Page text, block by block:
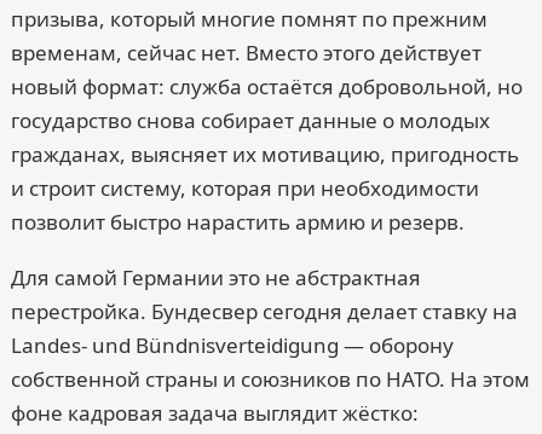
призыва, который многие помнят по прежним
временам, сейчас нет. Вместо этого действует
новый формат: служба остаётся добровольной, но
государство снова собирает данные о молодых
гражданах, выясняет их мотивацию, пригодность
и строит систему, которая при необходимости
позволит быстро нарастить армию и резерв.
Для самой Германии это не абстрактная
перестройка. Бундесвер сегодня делает ставку на
Landes- und Bündnis­verteidigung — оборону
собственной страны и союзников по НАТО. На этом
фоне кадровая задача выглядит жёстко: